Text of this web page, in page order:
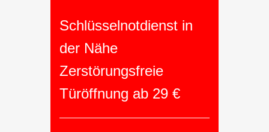
Schlüsselnotdienst in
der Nähe
Zerstörungsfreie
Türöffnung ab 29 €